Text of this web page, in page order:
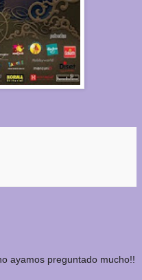
ayamos preguntado mucho!!